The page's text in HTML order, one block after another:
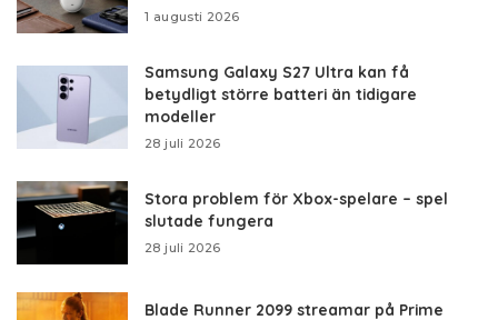
1 augusti 2026
Samsung Galaxy S27 Ultra kan få
betydligt större batteri än tidigare
modeller
28 juli 2026
Stora problem för Xbox-spelare – spel
slutade fungera
28 juli 2026
Blade Runner 2099 streamar på Prime